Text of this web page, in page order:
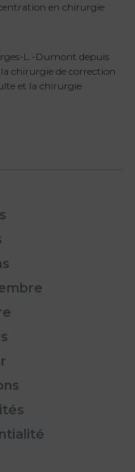
en chirurgie
L.-Dumont depuis
chirurgie de correction
et la chirurgie